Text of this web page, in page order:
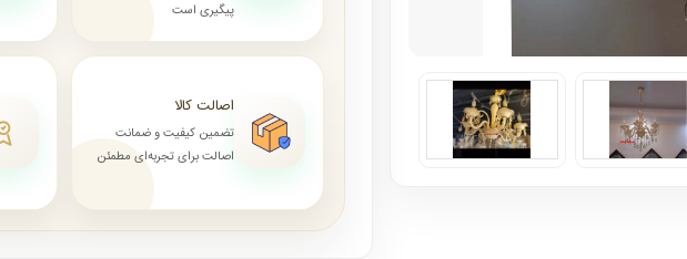
پیگیری است
اصالت کالا
تضمین کیفیت و ضمانت
اصالت برای تجربه‌ای مطمئن